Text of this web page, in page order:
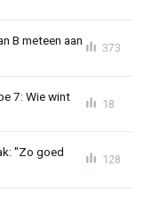
B meteen aan
373
7: Wie wint
18
"Zo goed
128